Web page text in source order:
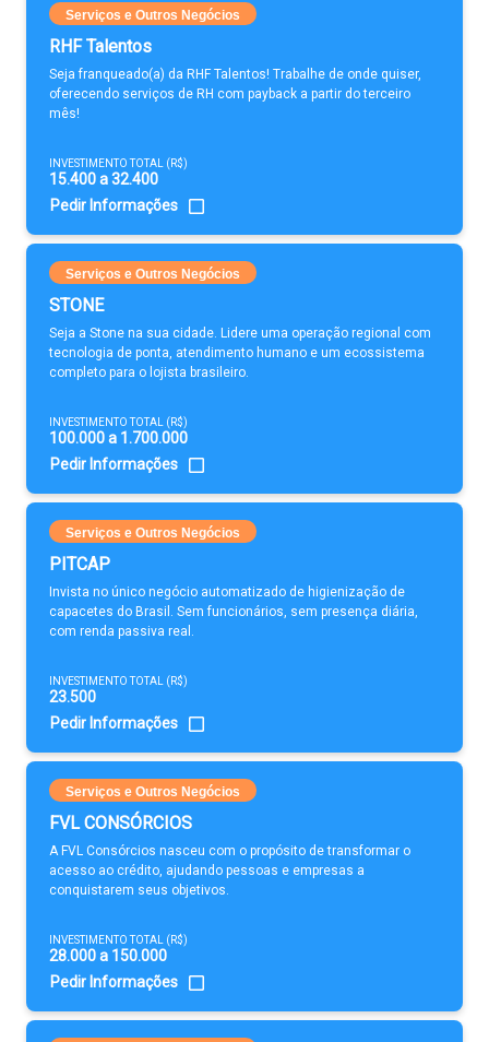
Serviços e Outros Negócios
RHF Talentos
Seja franqueado(a) da RHF Talentos! Trabalhe de onde quiser,
oferecendo serviços de RH com payback a partir do terceiro
mês!
INVESTIMENTO TOTAL (R$)
15.400 a 32.400
Pedir Informações
Serviços e Outros Negócios
STONE
Seja a Stone na sua cidade. Lidere uma operação regional com
tecnologia de ponta, atendimento humano e um ecossistema
completo para o lojista brasileiro.
INVESTIMENTO TOTAL (R$)
100.000 a 1.700.000
Pedir Informações
Serviços e Outros Negócios
PITCAP
Invista no único negócio automatizado de higienização de
capacetes do Brasil. Sem funcionários, sem presença diária,
com renda passiva real.
INVESTIMENTO TOTAL (R$)
23.500
Pedir Informações
Serviços e Outros Negócios
FVL CONSÓRCIOS
A FVL Consórcios nasceu com o propósito de transformar o
acesso ao crédito, ajudando pessoas e empresas a
conquistarem seus objetivos.
INVESTIMENTO TOTAL (R$)
28.000 a 150.000
Pedir Informações